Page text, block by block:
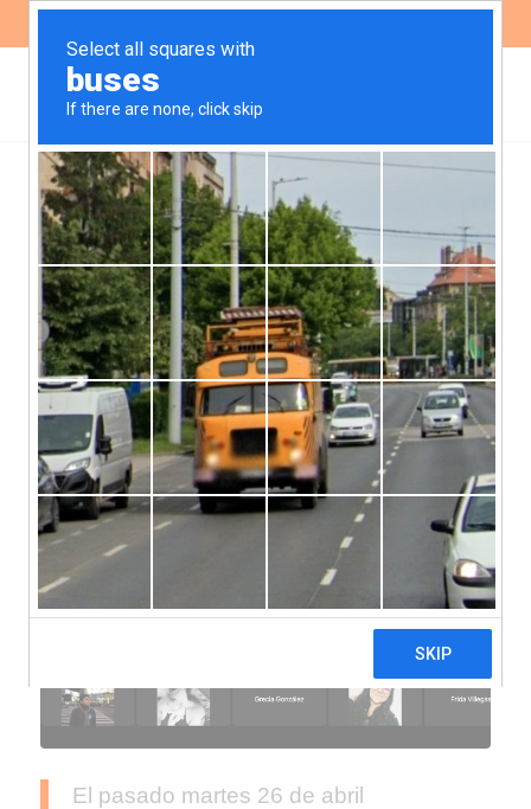
Red Global Cedaw:
experiencias de
construcción de informes
sombras por
organizaciones sociales
feministas
El pasado martes 26 de abril